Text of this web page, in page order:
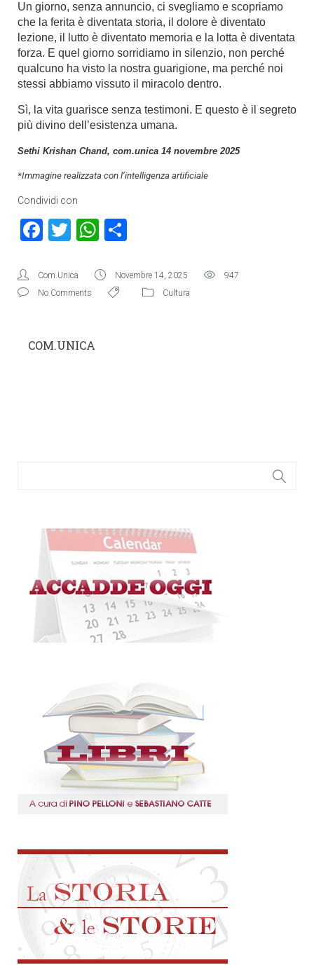
Un giorno, senza annuncio, ci svegliamo e scopriamo
che la ferita è diventata storia, il dolore è diventato
lezione, il lutto è diventato memoria e la lotta è diventata
forza. E quel giorno sorridiamo in silenzio, non perché
qualcuno ha visto la nostra guarigione, ma perché noi
stessi abbiamo vissuto il miracolo dentro.
Sì, la vita guarisce senza testimoni. E questo è il segreto
più divino dell’esistenza umana.
Sethi Krishan Chand, com.unica 14 novembre 2025
*Immagine realizzata con l’intelligenza artificiale
Condividi con
Facebook
TwitterWhatsApp
Com.Unica Novembre 14, 2025
947
No Comments
Cultura
COM.UNICA